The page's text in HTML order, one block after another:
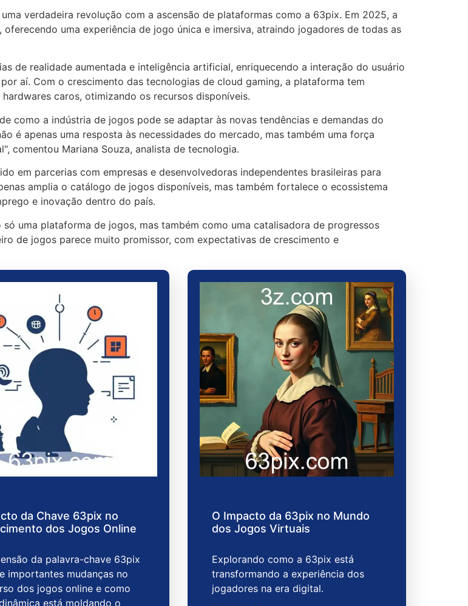
verdadeira revolução com a ascensão de plataformas como a 63pix. Em 2025, a
uma experiência de jogo única e imersiva, atraindo jogadores de todas as
de realidade aumentada e inteligência artificial, enriquecendo a interação do usuário
aí. Com o crescimento das tecnologias de cloud gaming, a plataforma tem
caros, otimizando os recursos disponíveis.
como a indústria de jogos pode se adaptar às novas tendências e demandas do
é apenas uma resposta às necessidades do mercado, mas também uma força
comentou Mariana Souza, analista de tecnologia.
em parcerias com empresas e desenvolvedoras independentes brasileiras para
amplia o catálogo de jogos disponíveis, mas também fortalece o ecossistema
e inovação dentro do país.
uma plataforma de jogos, mas também como uma catalisadora de progressos
de jogos parece muito promissor, com expectativas de crescimento e
da Chave 63pix no
dos Jogos Online
da palavra-chave 63pix
importantes mudanças no
dos jogos online e como
está moldando o
O Impacto da 63pix no Mundo
dos Jogos Virtuais
Explorando como a 63pix está
transformando a experiência dos
jogadores na era digital.